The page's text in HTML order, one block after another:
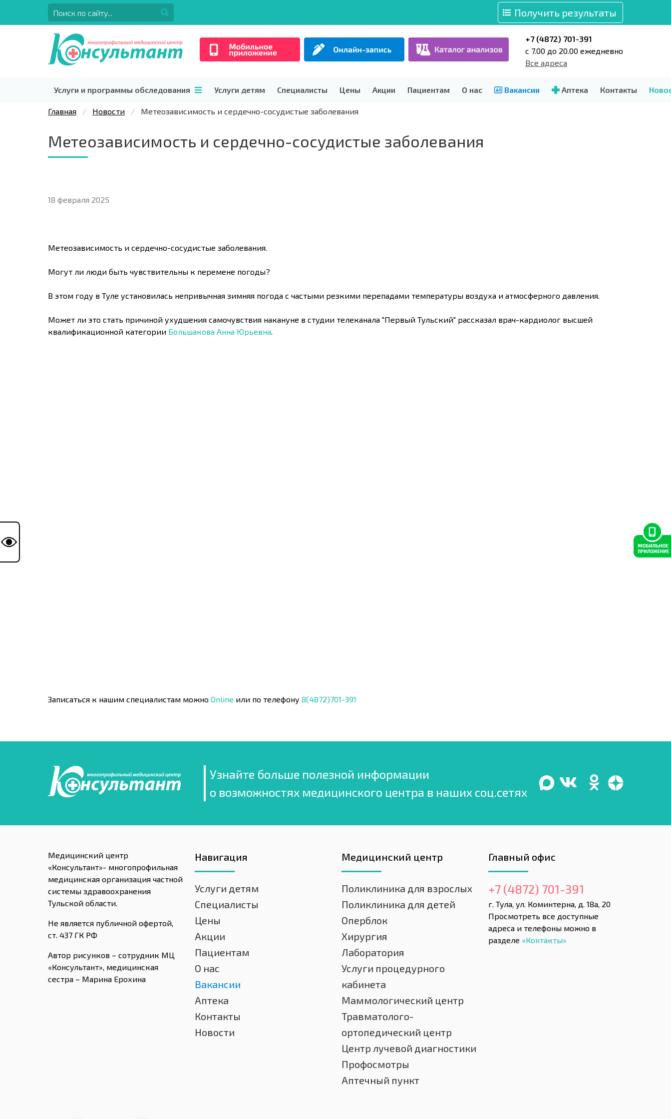
Получить результаты
+7 (4872) 701-391
c 7.00 до 20.00 ежедневно
Все адреса
Услуги и программы обследования Услуги детям Специалисты Цены Акции Пациентам О нас Вакансии Аптека Контакты
Главная Новости Метеозависимость и сердечно-сосудистые заболевания
Метеозависимость и сердечно-сосудистые заболевания
18 февраля 2025
Метеозависимость и сердечно-сосудистые заболевания.
Могут ли люди быть чувствительны к перемене погоды?
В этом году в Туле установилась непривычная зимняя погода с частыми резкими перепадами температуры воздуха и атмосферного давления.
Может ли это стать причиной ухудшения самочувствия накануне в студии телеканала "Первый Тульский" рассказал врач-кардиолог высшей
квалификационной категории Большакова Анна Юрьевна
Записаться к нашим специалистам можно Online или по телефону 8(4872)701-391
Узнайте больше полезной информации
о возможностях медицинского центра в наших соц.сетях
Медицинский центр
«Консультант»- многопрофильная
медицинская организация частной
системы здравоохранения
Тульской области.
Не является публичной офертой,
ст. 437 ГК РФ
Автор рисунков – сотрудник МЦ
«Консультант», медицинская
сестра – Марина Ерохина
Навигация
Услуги детям
Специалисты
Цены
Акции
Пациентам
О нас
Вакансии
Аптека
Контакты
Новости
Медицинский центр
Поликлиника для взрослых
Поликлиника для детей
Оперблок
Хирургия
Лаборатория
Услуги процедурного
кабинета
Маммологический центр
Травматолого-
ортопедический центр
Центр лучевой диагностики
Профосмотры
Аптечный пункт
Главный офис
+7 (4872) 701-391
г. Тула, ул. Коминтерна, д. 18а, 20
Просмотреть все доступные
адреса и телефоны можно в
разделе «Контакты»